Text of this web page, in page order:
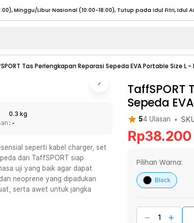
- 20:00), Sabtu - Minggu (08:00 - 20:00), Tutup pada Idul Fitri
Sabtu - Minggu/ Libur Nasional (08:00 - 17:00) Selengkapnya
Sabtu - Minggu/ Libur Nasional (08:00 - 17:00) Selengkapnya
Minggu/Libur Nasional (12:00-20:00), Tutup pada Idul Fitri
Minggu/Libur Nasional (12:00-20:00), Tutup pada Idul Fitri
- 20:00), Sabtu - Minggu (08:00 - 20:00), Tutup pada Idul Fitri
Sabtu - Minggu/ Libur Nasional (08:00 - 17:00)
Selengkapnya
Tas Perlengkapan Reparasi Sepeda EVA Portable Size L -
0.3 kg
: -
seperti kabel charger, set
dari TaffSPORT siap
uji yang baik agar dapat
neoprene yang dipadukan
serta awet untuk jangka
Sepeda
54 Ulasan •
Rp38.200
Pilihan Warna:
Black